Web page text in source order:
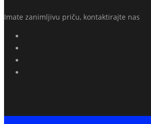
Imate zanimljivu priču, kontaktirajte nas